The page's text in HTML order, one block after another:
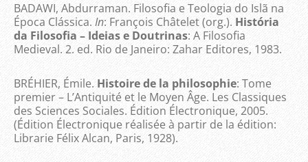
BADAWI, Abdurraman. Filosofia e Teologia do Islã na
Época Clássica. In: François Châtelet (org.). História
da Filosofia – Ideias e Doutrinas: A Filosofia
Medieval. 2. ed. Rio de Janeiro: Zahar Editores, 1983.
BRÉHIER, Émile. Histoire de la philosophie: Tome
premier – L’Antiquité et le Moyen Âge. Les Classiques
des Sciences Sociales. Édition Électronique, 2005.
(Édition Électronique réalisée à partir de la édition:
Librarie Félix Alcan, Paris, 1928).